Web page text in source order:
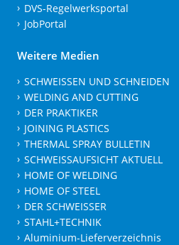
DVS-Regelwerksportal
JobPortal
Weitere Medien
SCHWEISSEN UND SCHNEIDEN
WELDING AND CUTTING
DER PRAKTIKER
JOINING PLASTICS
THERMAL SPRAY BULLETIN
SCHWEISSAUFSICHT AKTUELL
HOME OF WELDING
HOME OF STEEL
DER SCHWEISSER
STAHL+TECHNIK
Aluminium-Lieferverzeichnis